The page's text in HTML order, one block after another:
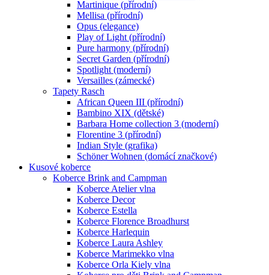
Martinique (přírodní)
Mellisa (přírodní)
Opus (elegance)
Play of Light (přírodní)
Pure harmony (přírodní)
Secret Garden (přírodní)
Spotlight (moderní)
Versailles (zámecké)
Tapety Rasch
African Queen III (přírodní)
Bambino XIX (dětské)
Barbara Home collection 3 (moderní)
Florentine 3 (přírodní)
Indian Style (grafika)
Schöner Wohnen (domácí značkové)
Kusové koberce
Koberce Brink and Campman
Koberce Atelier vlna
Koberce Decor
Koberce Estella
Koberce Florence Broadhurst
Koberce Harlequin
Koberce Laura Ashley
Koberce Marimekko vlna
Koberce Orla Kiely vlna